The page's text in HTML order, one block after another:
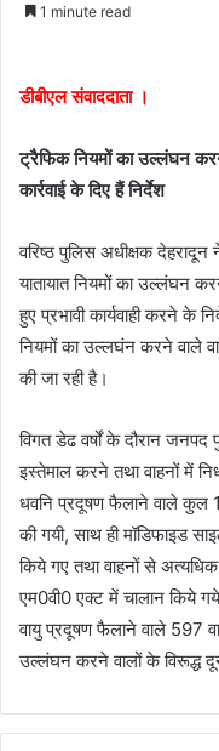
1 minute read
डीबीएल संवाददाता ।
ट्रैफिक नियमों का उल्लंघन
कार्रवाई के दिए हैं निर्देश
वरिष्ठ पुलिस अधीक्षक
यातायात नियमों का उल्लंघन
हुए प्रभावी कार्यवाही करने के
नियमों का उल्लघंन करने वाले
की जा रही है।
विगत डेढ वर्षों के दौरान जनपद
इस्तेमाल करने तथा वाहनों में
धवनि प्रदूषण फैलाने वाले कुल
की गयी, साथ ही मॉडिफाइड
किये गए तथा वाहनों से
एम0वी0 एक्ट में चालान किये
वायु प्रदूषण फैलाने वाले 597
उल्लंघन करने वालों के विरूद्ध दून